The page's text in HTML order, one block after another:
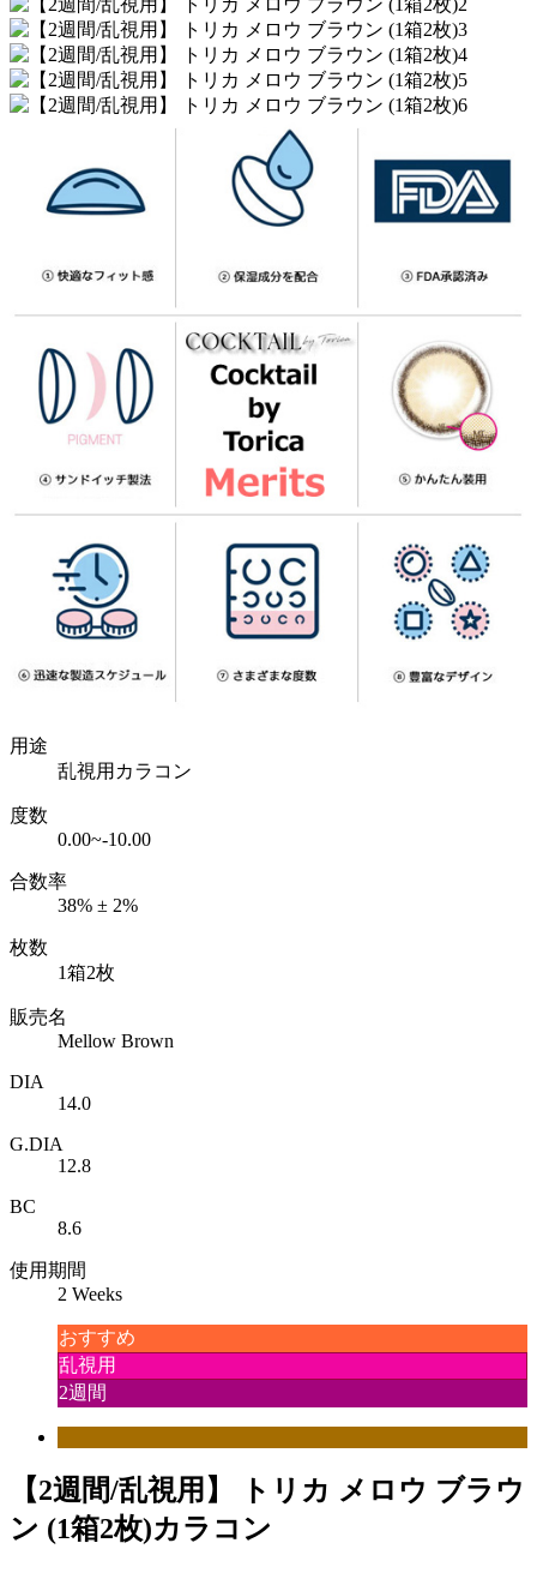
用途
乱視用カラコン
度数
0.00~-10.00
合数率
38% ± 2%
枚数
1箱2枚
販売名
Mellow Brown
DIA
14.0
G.DIA
12.8
BC
8.6
使用期間
2 Weeks
おすすめ
乱視用
2週間
【2週間/乱視用】 トリカ メロウ ブラウ
ン (1箱2枚)カラコン